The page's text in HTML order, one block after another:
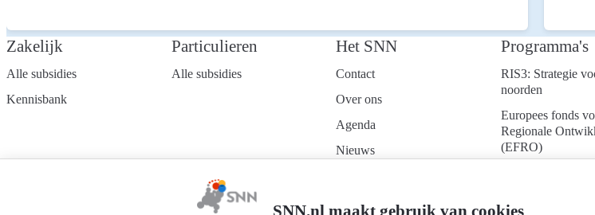
SNN.nl maakt gebruik van cookies
Zakelijk
Alle subsidies
Kennisbank
Particulieren
Alle subsidies
Het SNN
Contact
Over ons
Agenda
Nieuws
Programma's
RIS3: Strategie
noorden
Europees fonds
Regionale
(EFRO)